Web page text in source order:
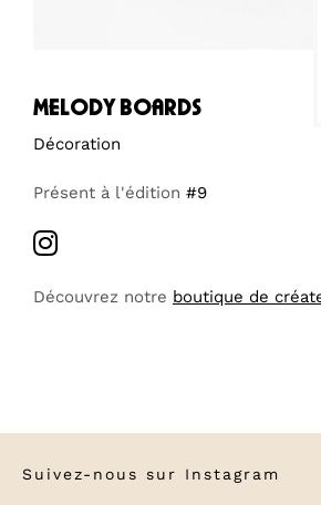
melody boards
Décoration
Présent à l'édition #9
Découvrez notre boutique de
Suivez-nous sur Instagram